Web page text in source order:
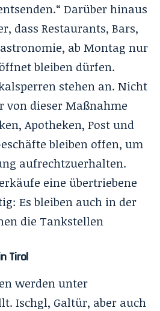
Darüber hinaus
dass Restaurants, Bars,
ab Montag nur
bleiben dürfen.
stehen an. Nicht
von dieser Maßnahme
Apotheken, Post und
bleiben offen, um
aufrechtzuerhalten.
eine übertriebene
Es bleiben auch in der
die Tankstellen
Tirol
werden unter
Ischgl, Galtür, aber auch